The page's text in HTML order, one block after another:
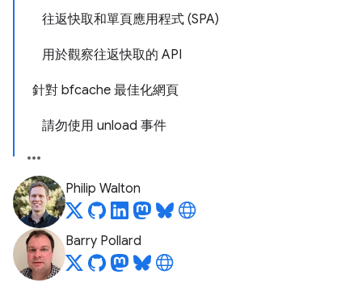
往返快取和單頁應用程式 (SPA)
用於觀察往返快取的 API
針對 bfcache 最佳化網頁
請勿使用 unload 事件
Philip Walton
Barry Pollard